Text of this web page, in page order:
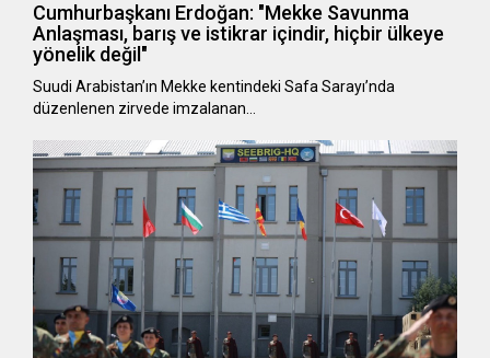
Cumhurbaşkanı Erdoğan: "Mekke Savunma
Anlaşması, barış ve istikrar içindir, hiçbir ülkeye
yönelik değil"
Suudi Arabistan’ın Mekke kentindeki Safa Sarayı’nda
düzenlenen zirvede imzalanan…